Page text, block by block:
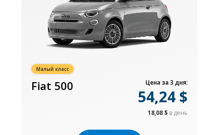
Малый класс
Fiat 500 Цена за 3 дня:
54,24 $
18,08 $ в день